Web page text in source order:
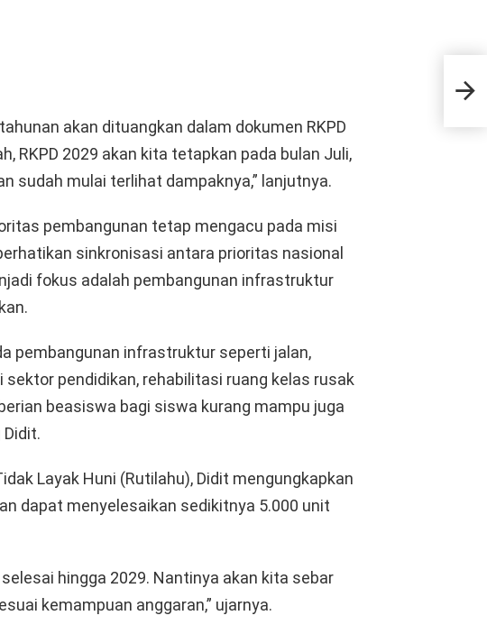
akan dituangkan dalam dokumen RKPD
RKPD 2029 akan kita tetapkan pada bulan Juli,
sudah mulai terlihat dampaknya,” lanjutnya.
pembangunan tetap mengacu pada misi
sinkronisasi antara prioritas nasional
fokus adalah pembangunan infrastruktur
pembangunan infrastruktur seperti jalan,
sektor pendidikan, rehabilitasi ruang kelas rusak
beasiswa bagi siswa kurang mampu juga
Layak Huni (Rutilahu), Didit mengungkapkan
dapat menyelesaikan sedikitnya 5.000 unit
hingga 2029. Nantinya akan kita sebar
kemampuan anggaran,” ujarnya.